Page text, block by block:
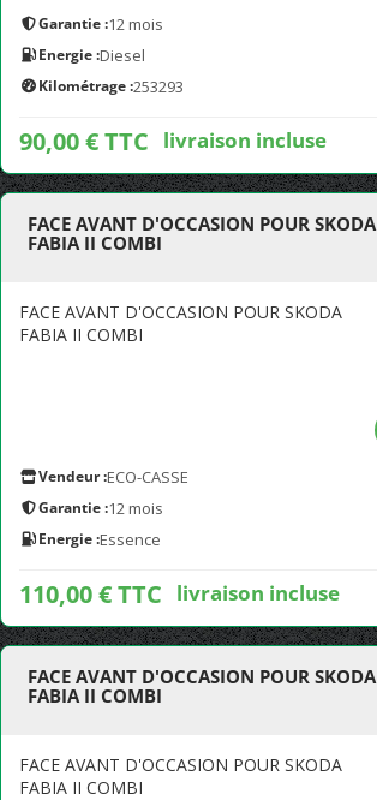
Garantie :12 mois
Energie :Diesel
Kilométrage :253293
90,00 € TTC livraison incluse
FACE AVANT D'OCCASION POUR SKODA
FABIA II COMBI
FACE AVANT D'OCCASION POUR SKODA
FABIA II COMBI
Vendeur :ECO-CASSE
Garantie :12 mois
Energie :Essence
110,00 € TTC livraison incluse
FACE AVANT D'OCCASION POUR SKODA
FABIA II COMBI
FACE AVANT D'OCCASION POUR SKODA
FABIA II COMBI